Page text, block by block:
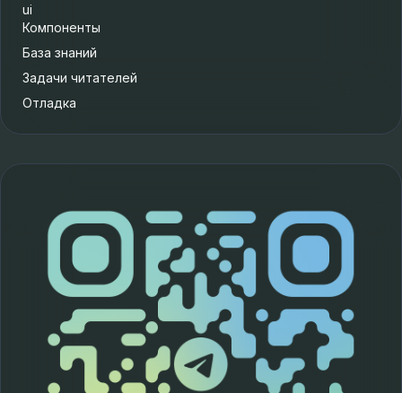
ui
Компоненты
База знаний
Задачи читателей
Отладка